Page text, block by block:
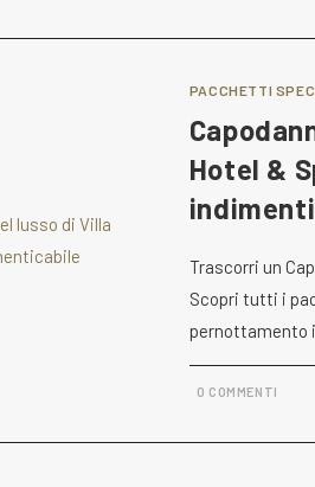
PACCHETTI
Hotel &
Trascorri un
Scopri tutti i
pernottamento
0 COMMENTI